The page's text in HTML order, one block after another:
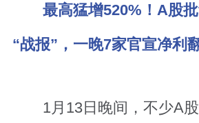
最高猛增520%！A股
“战报”，一晚7家官宣净利
1月13日晚间，不少A股